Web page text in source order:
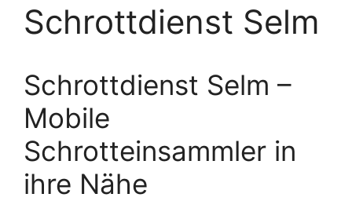
Schrottdienst Selm
Schrottdienst Selm –
Mobile
Schrotteinsammler in
ihre Nähe